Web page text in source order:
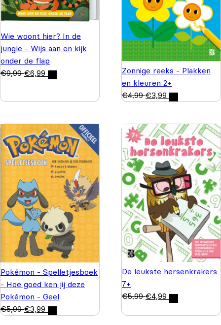
Wie woont hier? In de
jungle - Wijs aan en kijk
onder de flap
€9,99 €6,99
Zonnige reeks - Plakken
en kleuren 2+
€4,99 €3,99
Pokémon - Spelletjesboek
- Hoe goed ken jij deze
Pokémon - Geel
€5,99 €3,99
De leukste hersenkrakers
7+
€5,99 €4,99